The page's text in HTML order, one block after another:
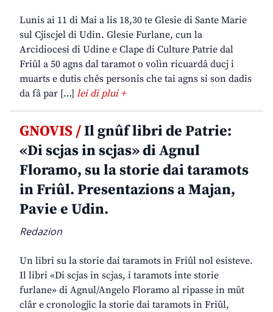
Lunis ai 11 di Mai a lis 18,30 te Glesie di Sante Marie
sul Cjiscjel di Udin. Glesie Furlane, cun la
Arcidiocesi di Udine e Clape di Culture Patrie dal
Friûl a 50 agns dal taramot o volìn ricuardâ ducj i
muarts e dutis chês personis che tai agns si son dadis
da fâ par […] lei di plui +
GNOVIS /Il gnûf libri de Patrie:
«Di scjas in scjas» di Agnul
Floramo, su la storie dai taramots
in Friûl. Presentazions a Majan,
Pavie e Udin.
Redazion
Un libri su la storie dai taramots in Friûl nol esisteve.
Il libri «Di scjas in scjas, i taramots inte storie
furlane» di Agnul/Angelo Floramo al ripasse in mût
clâr e cronologjic la storie dai taramots in Friûl,